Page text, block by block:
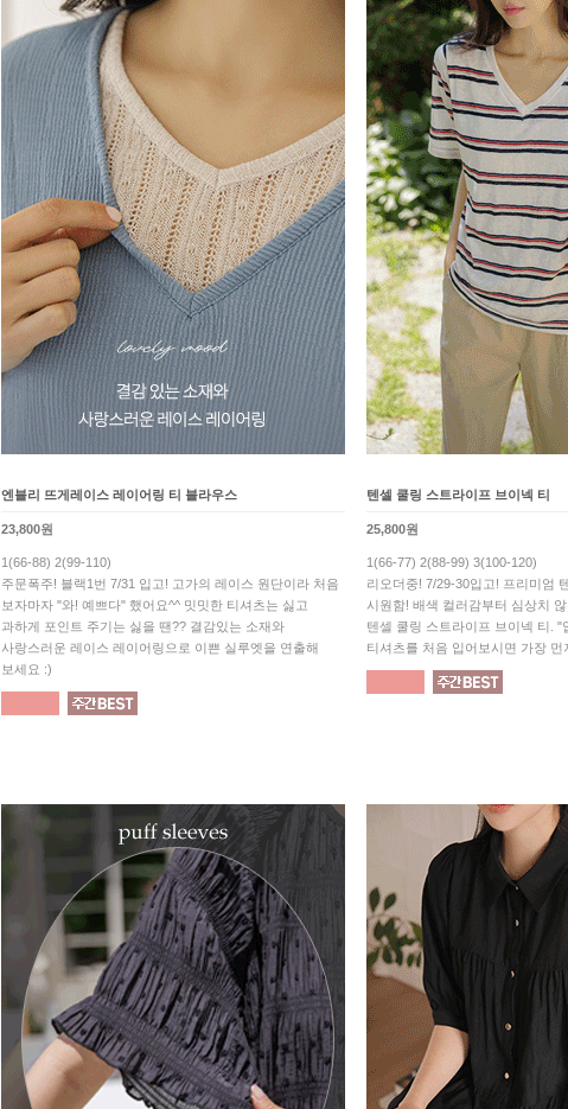
엔블리 뜨게레이스 레이어링 티 블라우스
23,800원
1(66-88) 2(99-110)
주문폭주! 블랙1번 7/31 입고! 고가의 레이스 원단이라 처음
보자마자 "와! 예쁘다" 했어요^^ 밋밋한 티셔츠는 싫고
과하게 포인트 주기는 싫을 땐?? 결감있는 소재와
사랑스러운 레이스 레이어링으로 이쁜 실루엣을 연출해
보세요 :)
텐셀 쿨링 스트라이프 브이넥 티
25,800원
1(66-77) 2(88-99) 3(100-120)
리오더중! 7/29-30입고! 프리미엄
시원함! 배색 컬러감부터 심상치 않
텐셀 쿨링 스트라이프 브이넥 티. "
티셔츠를 처음 입어보시면 가장 먼